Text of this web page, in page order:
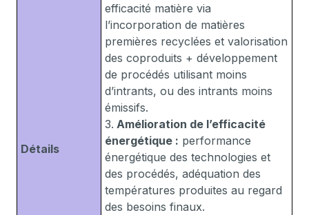
Détails
efficacité matière via
l’incorporation de matières
premières recyclées et valorisation
des coproduits + développement
de procédés utilisant moins
d’intrants, ou des intrants moins
émissifs.
3. Amélioration de l’efficacité
énergétique : performance
énergétique des technologies et
des procédés, adéquation des
températures produites au regard
des besoins finaux.